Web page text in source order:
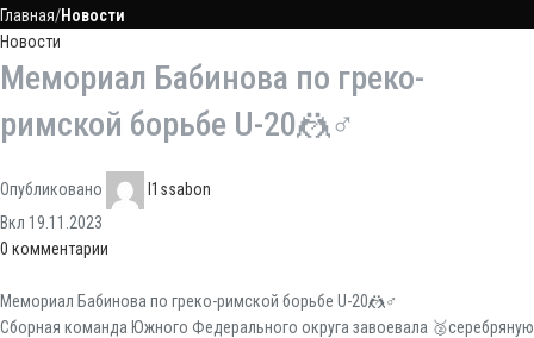
Главная Новости
Новости
Мемориал Бабинова по греко-
римской борьбе U-20🤼♂️
Опубликовано
l1ssabon
Вкл 19.11.2023
0 комментарии
Мемориал Бабинова по греко-римской борьбе U-20🤼♂️
Сборная команда Южного Федерального округа завоевала 🥈серебряную